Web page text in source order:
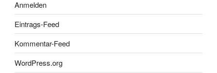
Anmelden
Eintrags-Feed
Kommentar-Feed
WordPress.org